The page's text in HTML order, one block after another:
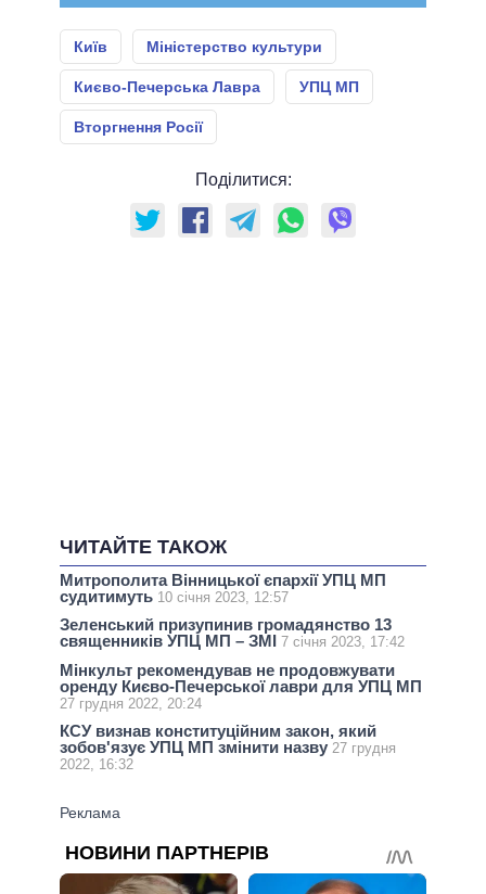
Київ Міністерство культури
Києво-Печерська Лавра УПЦ МП
Вторгнення Росії
Поділитися:
ЧИТАЙТЕ ТАКОЖ
Митрополита Вінницької єпархії УПЦ МП
судитимуть 10 січня 2023, 12:57
Зеленський призупинив громадянство 13
священників УПЦ МП – ЗМІ 7 січня 2023, 17:42
Мінкульт рекомендував не продовжувати
оренду Києво-Печерської лаври для УПЦ МП
27 грудня 2022, 20:24
КСУ визнав конституційним закон, який
зобов'язує УПЦ МП змінити назву 27 грудня
2022, 16:32